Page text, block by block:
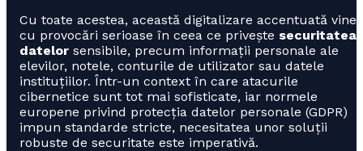
Cu toate acestea, această digitalizare accentuată vine
cu provocări serioase în ceea ce privește securitatea
datelor sensibile, precum informații personale ale
elevilor, notele, conturile de utilizator sau datele
instituțiilor. Într-un context în care atacurile
cibernetice sunt tot mai sofisticate, iar normele
europene privind protecția datelor personale (GDPR)
impun standarde stricte, necesitatea unor soluții
robuste de securitate este imperativă.